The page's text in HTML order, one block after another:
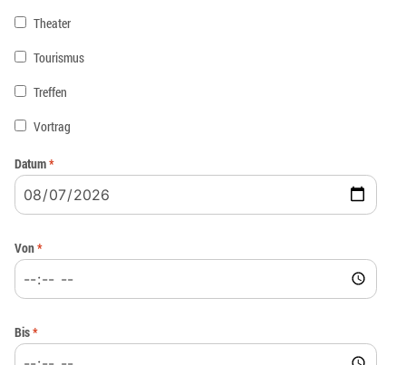
Theater
Tourismus
Treffen
Vortrag
Datum*
Von*
Bis*